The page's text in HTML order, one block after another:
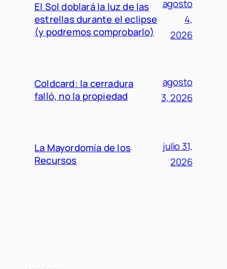
El Sol doblará la luz de las
estrellas durante el eclipse
(y podremos comprobarlo)
agosto
4,
2026
Coldcard: la cerradura
falló, no la propiedad
agosto
3, 2026
La Mayordomía de los
Recursos
julio 31,
2026